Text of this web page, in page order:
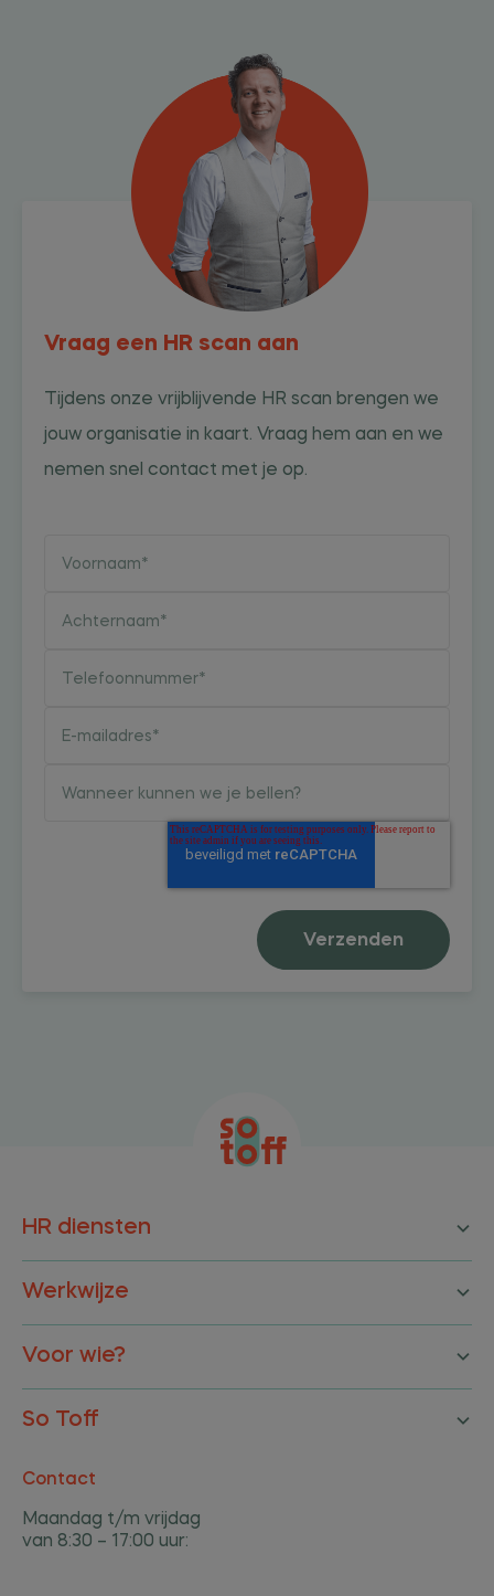
Vraag een HR scan aan
Tijdens onze vrijblijvende HR scan brengen we
jouw organisatie in kaart. Vraag hem aan en we
nemen snel contact met je op.
HR diensten
Werkwijze
Voor wie?
So Toff
Contact
Maandag t/m vrijdag
van 8:30 – 17:00 uur: